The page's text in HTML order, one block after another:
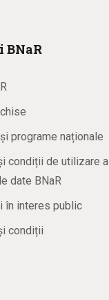
programe naționale
condiții de utilizare a
date BNaR
în interes public
condiții